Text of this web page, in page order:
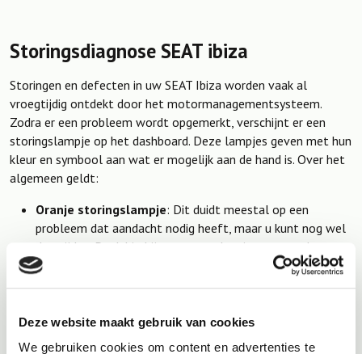
Deze website maakt gebruik van cookies
We gebruiken cookies om content en advertenties te
Storingsdiagnose SEAT ibiza
Storingen en defecten in uw SEAT Ibiza worden vaak al
vroegtijdig ontdekt door het motormanagementsysteem.
Zodra er een probleem wordt opgemerkt, verschijnt er een
storingslampje op het dashboard. Deze lampjes geven met hun
kleur en symbool aan wat er mogelijk aan de hand is. Over het
algemeen geldt:
Oranje storingslampje: Dit duidt meestal op een
probleem dat aandacht nodig heeft, maar u kunt nog wel
doorrijden. Denk hierbij aan waarschuwingen voor de
motor, de uitlaat, of de remmen. Het advies is om zo snel
Rood storingslampje
: Een rood lampje geeft aan dat er